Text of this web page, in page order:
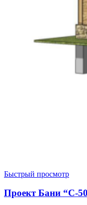
Быстрый просмотр
Проект Бани “С-